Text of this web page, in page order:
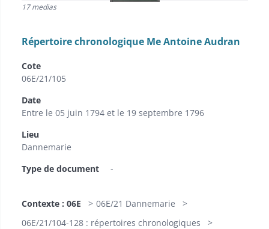
17 medias
Répertoire chronologique Me Antoine Audran
Cote
06E/21/105
Date
Entre le 05 juin 1794 et le 19 septembre 1796
Lieu
Dannemarie
Type de document
-
Contexte : 06E
06E/21 Dannemarie
06E/21/104-128 : répertoires chronologiques